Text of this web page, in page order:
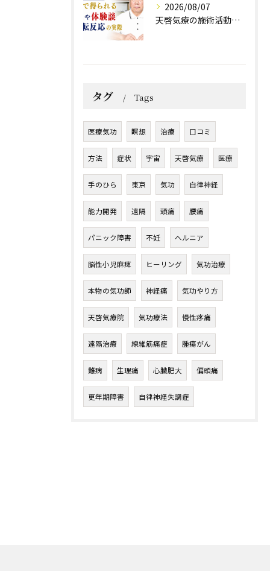
2026/08/07
天啓気療の施術活動で得られる効果や体験談と好転反応の実際
タグ Tags
医療気功 瞑想 治療 口コミ
方法 症状 宇宙 天啓気療 医療
手のひら 東京 気功 自律神経
能力開発 遠隔 頭痛 腰痛
パニック障害 不妊 ヘルニア
脳性小児麻痺 ヒーリング 気功治療
本物の気功師 神経痛 気功やり方
天啓気療院 気功療法 慢性疼痛
遠隔治療 線維筋痛症 腫瘍がん
難病 生理痛 心臓肥大 偏頭痛
更年期障害 自律神経失調症